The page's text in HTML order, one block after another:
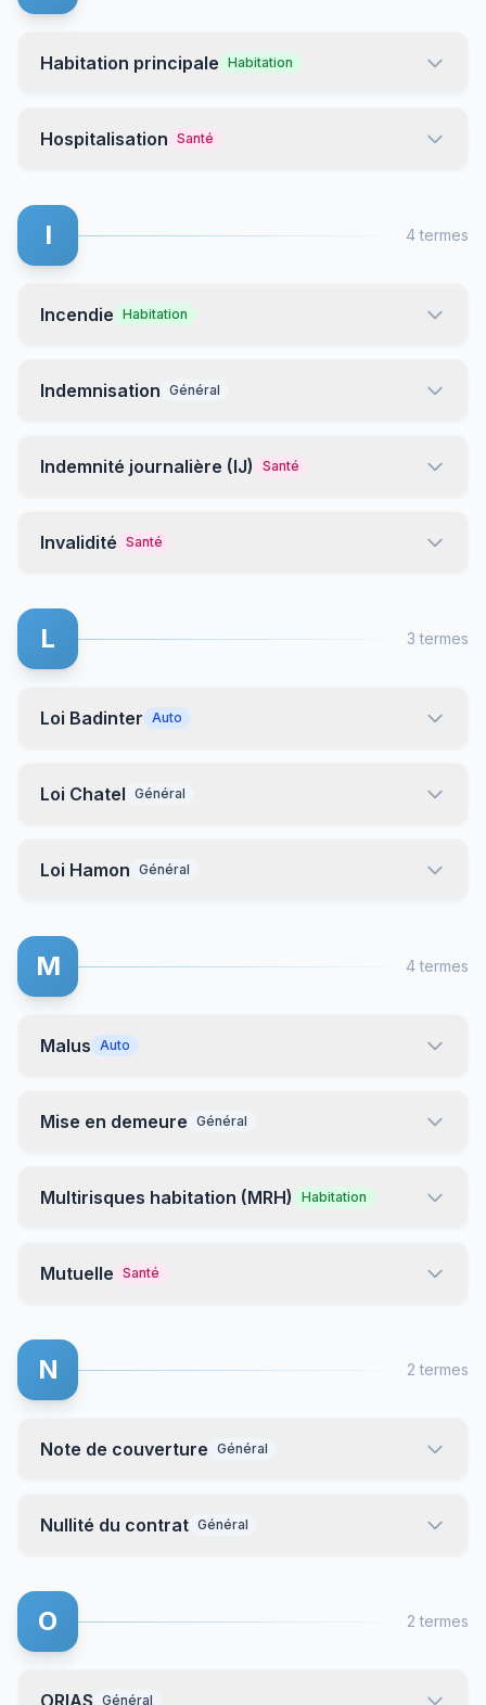
Habitation principale Habitation
Hospitalisation Santé
I 4 termes
Incendie Habitation
Indemnisation Général
Indemnité journalière (IJ) Santé
Invalidité Santé
L 3 termes
Loi Badinter Auto
Loi Chatel Général
Loi Hamon Général
M 4 termes
Malus Auto
Mise en demeure Général
Multirisques habitation (MRH) Habitation
Mutuelle Santé
N 2 termes
Note de couverture Général
Nullité du contrat Général
O 2 termes
ORIAS Général